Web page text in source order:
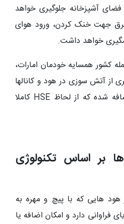
آشپزخانه جلوگیری خواهد
جهت خنک کردن، ورود هوای
خواهد داشت.
کشور همسایه خودمان امارات،
از آتش سوزی در هود و کانالها
، یک جدار آب به هود اضافه شده که از لحاظ HSE کاملا
بر اساس تکنولوژی
هود هایی که با پیچ و مهره به
فراوانی دارد و امکان اضافه یا